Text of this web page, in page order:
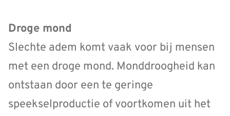
Droge mond
Slechte adem komt vaak voor bij mensen
met een droge mond. Monddroogheid kan
ontstaan door een te geringe
speekselproductie of voortkomen uit het